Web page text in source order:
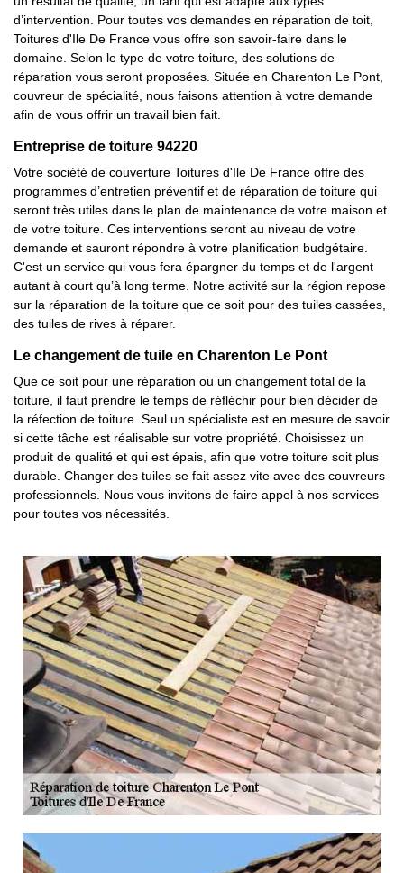
d’intervention. Pour toutes vos demandes en réparation de toit,
Toitures d'Ile De France vous offre son savoir-faire dans le
domaine. Selon le type de votre toiture, des solutions de
réparation vous seront proposées. Située en Charenton Le Pont,
couvreur de spécialité, nous faisons attention à votre demande
afin de vous offrir un travail bien fait.
Entreprise de toiture 94220
Votre société de couverture Toitures d'Ile De France offre des
programmes d’entretien préventif et de réparation de toiture qui
seront très utiles dans le plan de maintenance de votre maison et
de votre toiture. Ces interventions seront au niveau de votre
demande et sauront répondre à votre planification budgétaire.
C'est un service qui vous fera épargner du temps et de l'argent
autant à court qu’à long terme. Notre activité sur la région repose
sur la réparation de la toiture que ce soit pour des tuiles cassées,
des tuiles de rives à réparer.
Le changement de tuile en Charenton Le Pont
Que ce soit pour une réparation ou un changement total de la
toiture, il faut prendre le temps de réfléchir pour bien décider de
la réfection de toiture. Seul un spécialiste est en mesure de savoir
si cette tâche est réalisable sur votre propriété. Choisissez un
produit de qualité et qui est épais, afin que votre toiture soit plus
durable. Changer des tuiles se fait assez vite avec des couvreurs
professionnels. Nous vous invitons de faire appel à nos services
pour toutes vos nécessités.